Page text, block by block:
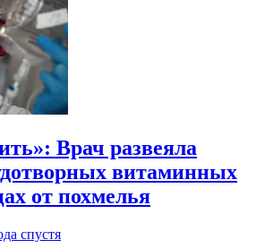
Врач развеяла
витаминных
от похмелья
спустя